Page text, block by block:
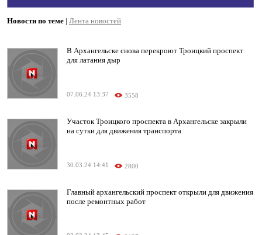
Новости по теме | Лента новостей
В Архангельске снова перекроют Троицкий проспект
для латания дыр
07.06.24 13:37 3558
Участок Троицкого проспекта в Архангельске закрыли
на сутки для движения транспорта
30.03.24 14:41 2800
Главный архангельский проспект открыли для движения
после ремонтных работ